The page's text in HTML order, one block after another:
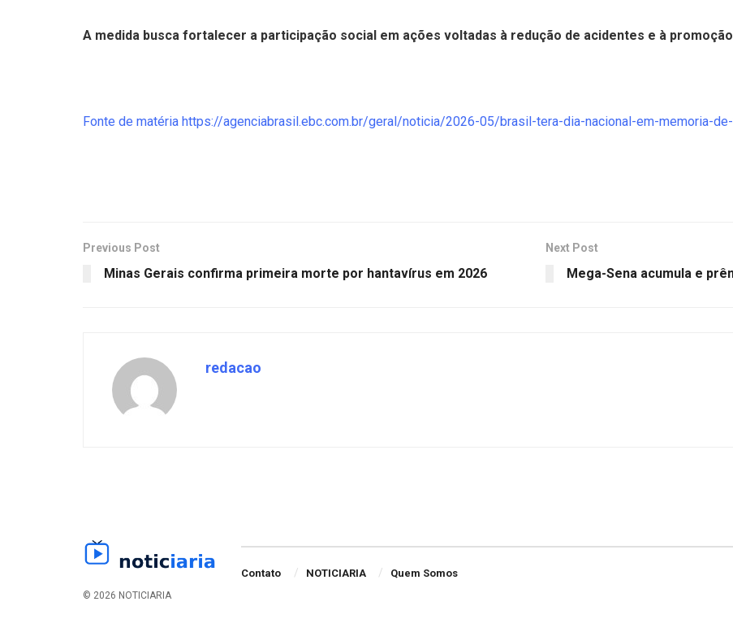
A medida busca fortalecer a participação social em ações voltadas à redução de acidentes e à
Fonte de matéria https://agenciabrasil.ebc.com.br/geral/noticia/2026-05/brasil-tera-dia-nacional-em-memoria-
Previous Post
Minas Gerais confirma primeira morte por hantavírus em 2026
Next Post
Mega-Sena acumula e
redacao
© 2026 NOTICIARIA
Contato NOTICIARIA Quem Somos